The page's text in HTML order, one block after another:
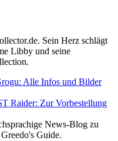
Sein Herz schlägt
Libby und seine
Alle Infos und Bilder
Raider: Zur Vorbestellung
News-Blog zu
Guide.